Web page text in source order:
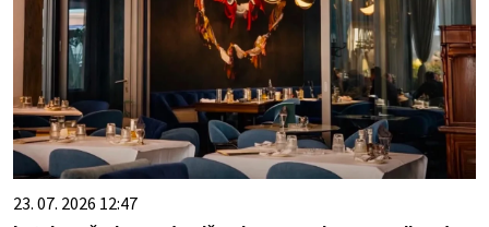
23. 07. 2026 12:47